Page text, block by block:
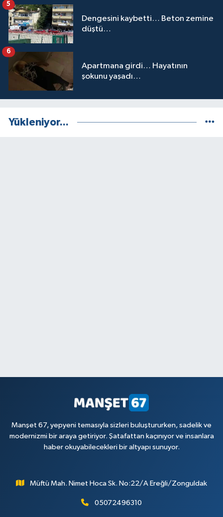
Dengesini kaybetti… Beton zemine
düştü…
5
Apartmana girdi… Hayatının
şokunu yaşadı…
6
Yükleniyor...
Manşet 67, yepyeni temasıyla sizleri buluştururken, sadelik ve
modernizmi bir araya getiriyor. Şatafattan kaçınıyor ve insanlara
haber okuyabilecekleri bir altyapı sunuyor.
Müftü Mah. Nimet Hoca Sk. No:22/A Ereğli/Zonguldak
05072496310